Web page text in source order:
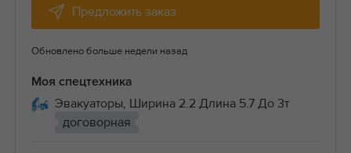
Предложить заказ
Обновлено больше недели назад
Моя спецтехника
Эвакуаторы, Ширина 2.2 Длина 5.7 До 3т
договорная